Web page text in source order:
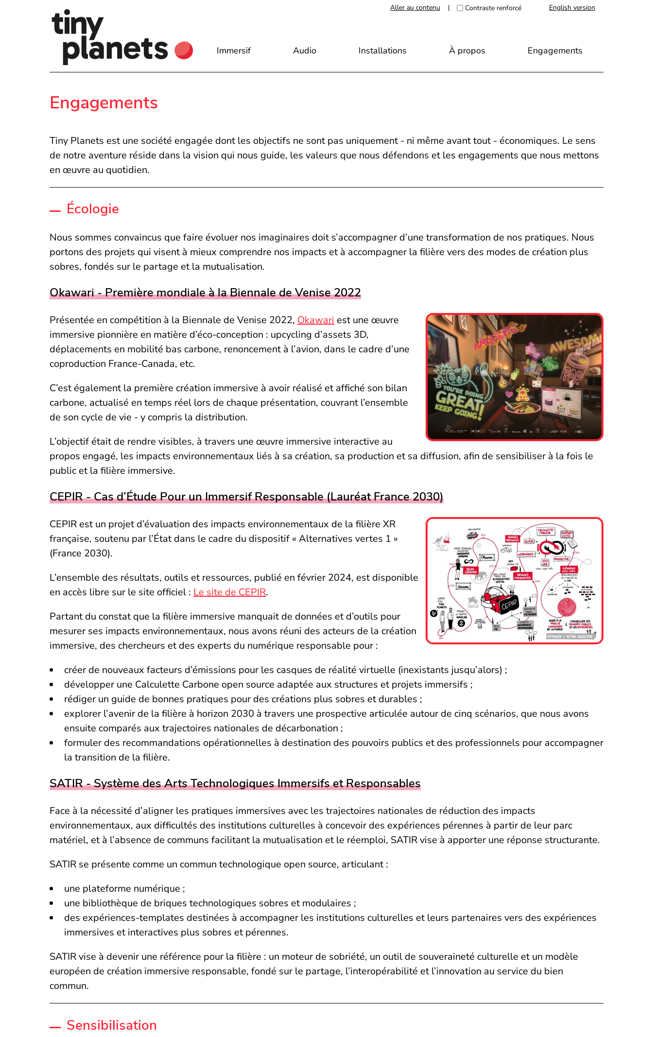
Aller au contenu | Contraste renforcé English version
Immersif Audio Installations À propos Engagements
Engagements
Tiny Planets est une société engagée dont les objectifs ne sont pas uniquement - ni même avant tout - économiques. Le sens
de notre aventure réside dans la vision qui nous guide, les valeurs que nous défendons et les engagements que nous mettons
en œuvre au quotidien.
Écologie
Nous sommes convaincus que faire évoluer nos imaginaires doit s’accompagner d’une transformation de nos pratiques. Nous
portons des projets qui visent à mieux comprendre nos impacts et à accompagner la filière vers des modes de création plus
sobres, fondés sur le partage et la mutualisation.
Okawari - Première mondiale à la Biennale de Venise 2022
Présentée en compétition à la Biennale de Venise 2022, Okawari est une œuvre
immersive pionnière en matière d’éco-conception : upcycling d’assets 3D,
déplacements en mobilité bas carbone, renoncement à l’avion, dans le cadre d’une
coproduction France-Canada, etc.
C’est également la première création immersive à avoir réalisé et affiché son bilan
carbone, actualisé en temps réel lors de chaque présentation, couvrant l’ensemble
de son cycle de vie - y compris la distribution.
L’objectif était de rendre visibles, à travers une œuvre immersive interactive au
propos engagé, les impacts environnementaux liés à sa création, sa production et sa diffusion, afin de sensibiliser à la fois le
public et la filière immersive.
CEPIR - Cas d’Étude Pour un Immersif Responsable (Lauréat France 2030)
CEPIR est un projet d’évaluation des impacts environnementaux de la filière XR
française, soutenu par l’État dans le cadre du dispositif « Alternatives vertes 1 »
(France 2030).
L’ensemble des résultats, outils et ressources, publié en février 2024, est disponible
en accès libre sur le site officiel : Le site de CEPIR.
Partant du constat que la filière immersive manquait de données et d’outils pour
mesurer ses impacts environnementaux, nous avons réuni des acteurs de la création
immersive, des chercheurs et des experts du numérique responsable pour :
créer de nouveaux facteurs d’émissions pour les casques de réalité virtuelle (inexistants jusqu’alors) ;
développer une Calculette Carbone open source adaptée aux structures et projets immersifs ;
rédiger un guide de bonnes pratiques pour des créations plus sobres et durables ;
explorer l’avenir de la filière à horizon 2030 à travers une prospective articulée autour de cinq scénarios, que nous avons
ensuite comparés aux trajectoires nationales de décarbonation ;
formuler des recommandations opérationnelles à destination des pouvoirs publics et des professionnels pour accompagner
la transition de la filière.
SATIR - Système des Arts Technologiques Immersifs et Responsables
Face à la nécessité d’aligner les pratiques immersives avec les trajectoires nationales de réduction des impacts
environnementaux, aux difficultés des institutions culturelles à concevoir des expériences pérennes à partir de leur parc
matériel, et à l’absence de communs facilitant la mutualisation et le réemploi, SATIR vise à apporter une réponse structurante.
SATIR se présente comme un commun technologique open source, articulant :
une plateforme numérique ;
une bibliothèque de briques technologiques sobres et modulaires ;
des expériences-templates destinées à accompagner les institutions culturelles et leurs partenaires vers des expériences
immersives et interactives plus sobres et pérennes.
SATIR vise à devenir une référence pour la filière : un moteur de sobriété, un outil de souveraineté culturelle et un modèle
européen de création immersive responsable, fondé sur le partage, l’interopérabilité et l’innovation au service du bien
commun.
Sensibilisation